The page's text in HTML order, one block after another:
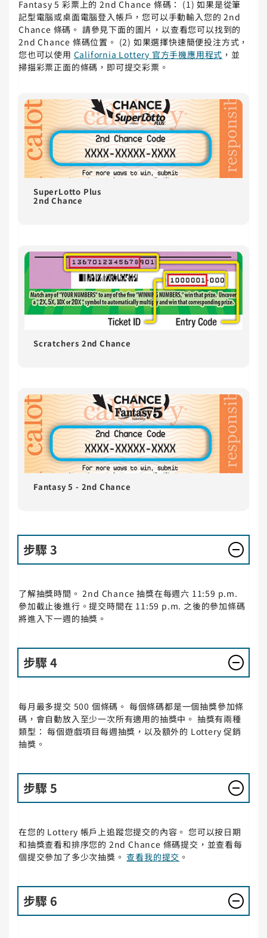
Fantasy 5 彩票上的 2nd Chance 條碼： (1) 如果是從筆
記型電腦或桌面電腦登入帳戶，您可以手動輸入您的 2nd
Chance 條碼。 請參見下面的圖片，以查看您可以找到的
2nd Chance 條碼位置。 (2) 如果選擇快速簡便投注方式，
您也可以使用 California Lottery 官方手機應用程式 ，並
掃描彩票正面的條碼，即可提交彩票。
SuperLotto Plus
2nd Chance
Scratchers 2nd Chance
Fantasy 5 - 2nd Chance
步驟 3
了解抽獎時間。 2nd Chance 抽獎在每週六 11:59 p.m.
參加截止後進行。提交時間在 11:59 p.m. 之後的參加條碼
將進入下一週的抽獎。
步驟 4
每月最多提交 500 個條碼。 每個條碼都是一個抽獎參加條
碼，會自動放入至少一次所有適用的抽獎中。 抽獎有兩種
類型： 每個遊戲項目每週抽獎，以及額外的 Lottery 促銷
抽獎。
步驟 5
在您的 Lottery 帳戶上追蹤您提交的內容。 您可以按日期
和抽獎查看和排序您的 2nd Chance 條碼提交，並查看每
個提交參加了多少次抽獎。查看我的提交 。
步驟 6